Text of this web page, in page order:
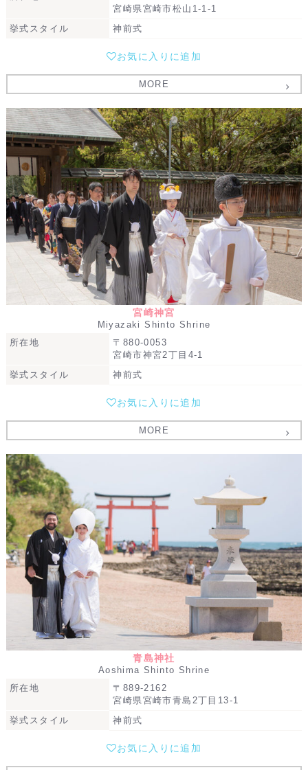
宮崎県宮崎市松山1-1-1
挙式スタイル
神前式
お気に入りに追加
MORE
宮崎神宮
Miyazaki Shinto Shrine
所在地
〒880-0053
宮崎市神宮2丁目4-1
挙式スタイル
神前式
お気に入りに追加
MORE
青島神社
Aoshima Shinto Shrine
所在地
〒889-2162
宮崎県宮崎市青島2丁目13-1
挙式スタイル
神前式
お気に入りに追加